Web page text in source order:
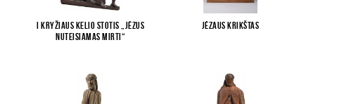
I Kryžiaus kelio stotis „Jėzus
nuteisiamas mirti“
Jėzaus krikštas